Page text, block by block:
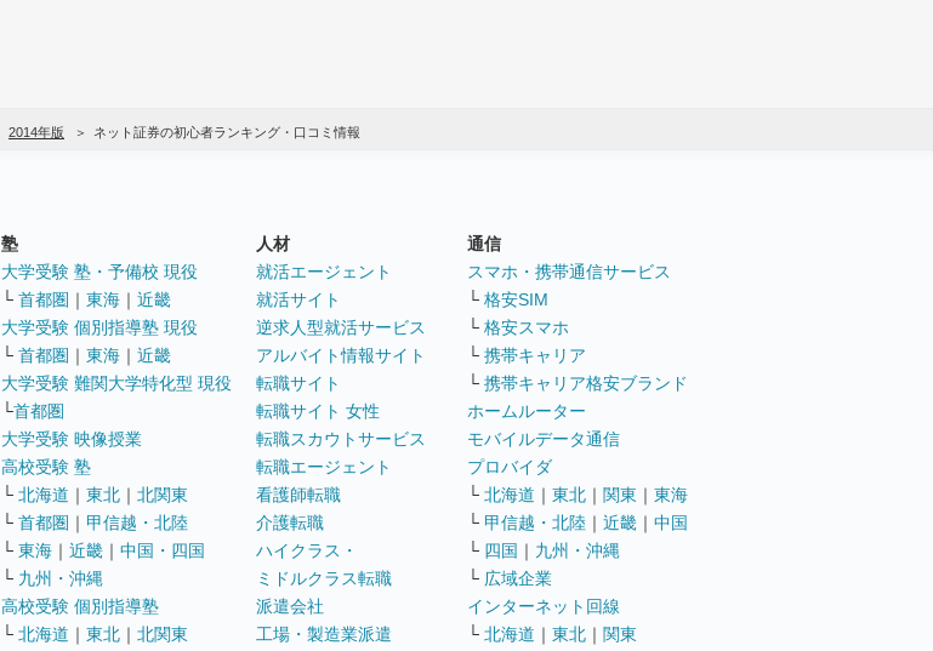
2014年版 ネット証券の初心者ランキング・口コミ情報
塾
大学受験 塾・予備校 現役
└ 首都圏 ｜ 東海 ｜ 近畿
大学受験 個別指導塾 現役
└ 首都圏 ｜ 東海 ｜ 近畿
大学受験 難関大学特化型 現役
└首都圏
大学受験 映像授業
高校受験 塾
└ 北海道 ｜ 東北 ｜ 北関東
└ 首都圏 ｜ 甲信越・北陸
└ 東海 ｜ 近畿 ｜ 中国・四国
└ 九州・沖縄
高校受験 個別指導塾
└ 北海道 ｜ 東北 ｜ 北関東
人材
就活エージェント
就活サイト
逆求人型就活サービス
アルバイト情報サイト
転職サイト
転職サイト 女性
転職スカウトサービス
転職エージェント
看護師転職
介護転職
ハイクラス・
ミドルクラス転職
派遣会社
工場・製造業派遣
通信
スマホ・携帯通信サービス
└ 格安SIM
└ 格安スマホ
└ 携帯キャリア
└ 携帯キャリア格安ブランド
ホームルーター
モバイルデータ通信
プロバイダ
└ 北海道 ｜ 東北 ｜ 関東 ｜ 東海
└ 甲信越・北陸 ｜ 近畿 ｜ 中国
└ 四国 ｜ 九州・沖縄
└ 広域企業
インターネット回線
└ 北海道 ｜ 東北 ｜ 関東